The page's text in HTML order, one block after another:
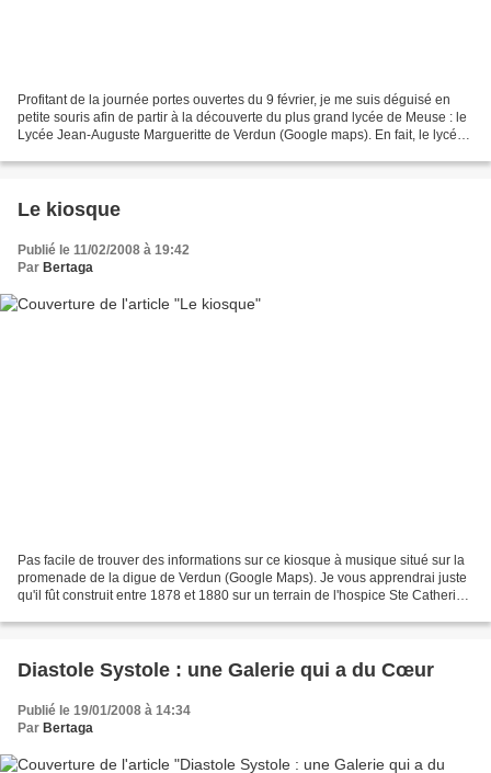
Profitant de la journée portes ouvertes du 9 février, je me suis déguisé en
petite souris afin de partir à la découverte du plus grand lycée de Meuse : le
Lycée Jean-Auguste Margueritte de Verdun (Google maps). En fait, le lycée
Le kiosque
Publié le 11/02/2008 à 19:42
Par Bertaga
Pas facile de trouver des informations sur ce kiosque à musique situé sur la
promenade de la digue de Verdun (Google Maps). Je vous apprendrai juste
qu'il fût construit entre 1878 et 1880 sur un terrain de l'hospice Ste Catherine
Diastole Systole : une Galerie qui a du Cœur
Publié le 19/01/2008 à 14:34
Par Bertaga